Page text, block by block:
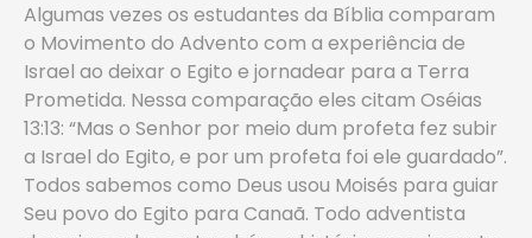
Algumas vezes os estudantes da Bíblia comparam
o Movimento do Advento com a experiência de
Israel ao deixar o Egito e jornadear para a Terra
Prometida. Nessa comparação eles citam Oséias
13:13: “Mas o Senhor por meio dum profeta fez subir
a Israel do Egito, e por um profeta foi ele guardado”.
Todos sabemos como Deus usou Moisés para guiar
Seu povo do Egito para Canaã. Todo adventista